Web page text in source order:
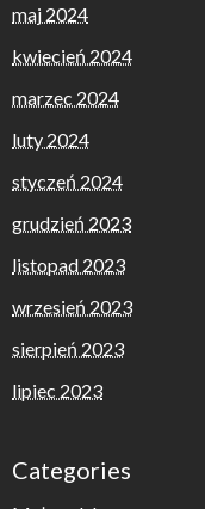
maj 2024
kwiecień 2024
marzec 2024
luty 2024
styczeń 2024
grudzień 2023
listopad 2023
wrzesień 2023
sierpień 2023
lipiec 2023
Categories